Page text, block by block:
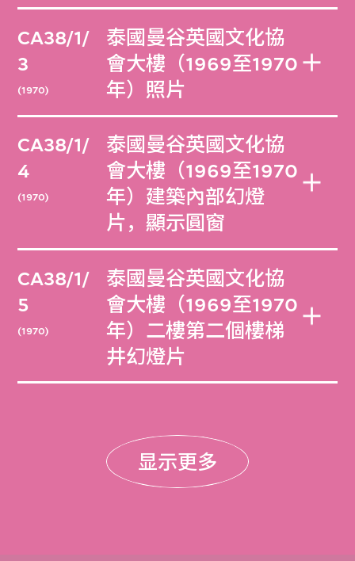
蘭德爾．惠利檔案：巴克敏斯特．富勒相關短
期印刷藏品（CA24）和建築三人小組／林蒼
吉作品檔案（CA29）。巴克敏斯特．富勒和
林蒼吉多次亮相於「CA38/9」這個系列之
中。
CA38/1/
3
(1970)
泰國曼谷英國文化協
會大樓（1969至1970
年）照片
CA38/1/
4
(1970)
泰國曼谷英國文化協
會大樓（1969至1970
年）建築內部幻燈
片，顯示圓窗
CA38/1/
5
(1970)
泰國曼谷英國文化協
會大樓（1969至1970
年）二樓第二個樓梯
井幻燈片
显示更多